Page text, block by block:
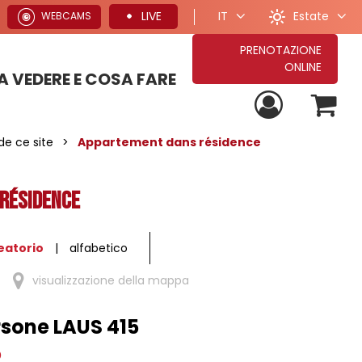
WEBCAMS LIVE IT Estate
VEDERE E COSA FARE
PRENOTAZIONE
ONLINE
ce site > Appartement dans résidence
visualizzazione della mappa
alfabetico
LAUS 415